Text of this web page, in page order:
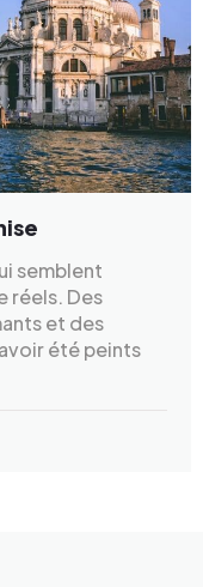
semblent
réels. Des
et des
été peints